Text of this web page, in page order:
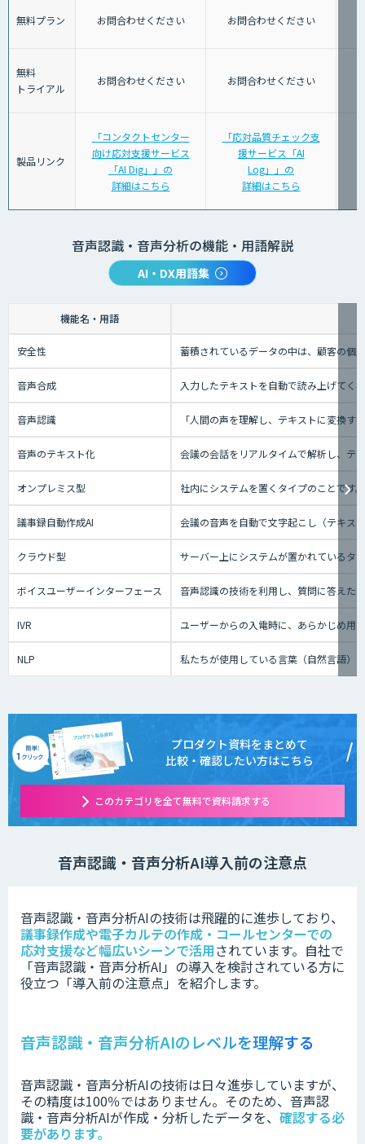
無料プラン お問合わせください お問合わせください
無料
トライアル
お問合わせください お問合わせください
製品リンク
「コンタクトセンター
向け応対支援サービス
「AI Dig」」の
詳細はこちら
「応対品質チェック支
援サービス「AI
Log」」の
詳細はこちら
音声認識・音声分析の機能・用語解説
AI・DX用語集
機能名・用語
安全性 蓄積されているデータの中は、顧客の個
音声合成 入力したテキストを自動で読み上げてく
音声認識 「人間の声を理解し、テキストに変換
音声のテキスト化 会議の会話をリアルタイムで解析し、テ
オンプレミス型 社内にシステムを置くタイプのことです
議事録自動作成AI 会議の音声を自動で文字起こし（テキス
クラウド型 サーバー上にシステムが置かれているタ
ボイスユーザーインターフェース 音声認識の技術を利用し、質問に答えた
IVR ユーザーからの入電時に、あらかじめ用
NLP 私たちが使用している言葉（自然言語）
プロダクト資料をまとめて
比較・確認したい方はこちら
このカテゴリを全て無料で資料請求する
音声認識・音声分析AI導入前の注意点
音声認識・音声分析AIの技術は飛躍的に進歩しており、
議事録作成や電子カルテの作成・コールセンターでの
応対支援など幅広いシーンで活用されています。 自社で
「音声認識・音声分析AI」の導入を検討されている方に
役立つ「導入前の注意点」を紹介します。
音声認識・音声分析AIのレベルを理解する
音声認識・音声分析AIの技術は日々進歩していますが、
その精度は100％ではありません。そのため、音声認
識・音声分析AIが作成・分析したデータを、 確認する必
要があります。